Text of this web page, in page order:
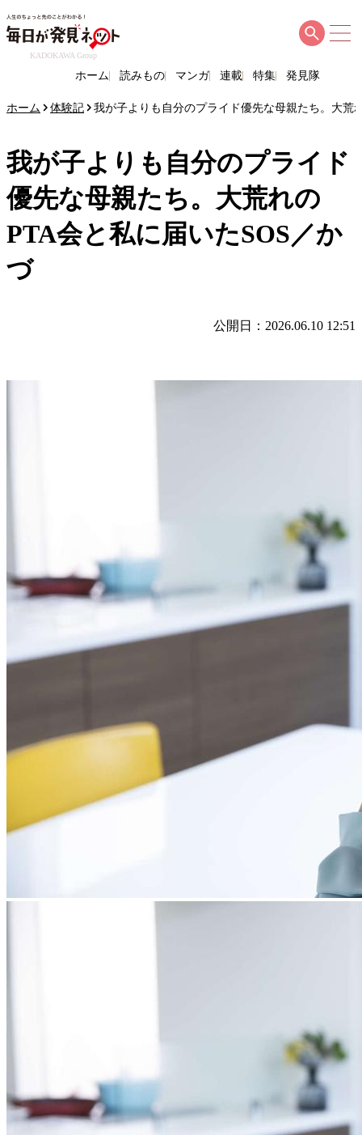
KADOKAWA Group
ホーム 読みもの マンガ 連載 特集 発見隊
ホーム 体験記 我が子よりも自分のプライド優先な母親たち。大荒
我が子よりも自分のプライド
優先な母親たち。大荒れの
PTA会と私に届いたSOS／か
づ
公開日：2026.06.10 12:51